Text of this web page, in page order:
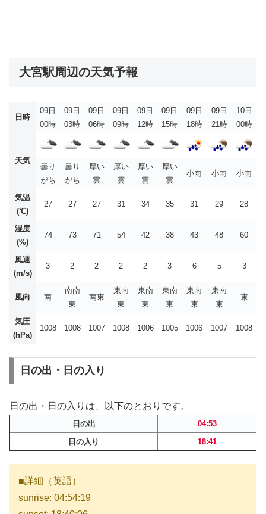
大宮駅周辺の天気予報
日時
09日
00時
09日
03時
09日
06時
09日
09時
09日
12時
09日
15時
09日
18時
09日
21時
10日
00時
天気
曇り
がち
曇り
がち
厚い
雲
厚い
雲
厚い
雲
厚い
雲
小雨 小雨 小雨
気温
(℃)
27 27 27 31 34 35 31 29 28
湿度
(%)
74 73 71 54 42 38 43 48 60
風速
(m/s)
3 2 2 2 2 3 6 5 3
風向 南
南南
東
南東
東南
東
東南
東
東南
東
東南
東
東南
東
東
気圧
(hPa)
1008 1008 1007 1008 1006 1005 1006 1007 1008
日の出・日の入り
日の出・日の入りは、以下のとおりです。
日の出
04:53
日の入り
18:41
■詳細（英語）
sunrise: 04:54:19